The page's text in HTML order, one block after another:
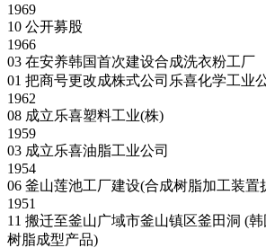
1969
10 公开募股
1966
03 在安养韩国首次建设合成洗衣粉工厂
01 把商号更改成株式公司乐喜化学工业
1962
08 成立乐喜塑料工业(株)
1959
03 成立乐喜油脂工业公司
1954
06 釜山莲池工厂建设(合成树脂加工装置
1951
11 搬迁至釜山广域市釜山镇区釜田洞 (
树脂成型产品)